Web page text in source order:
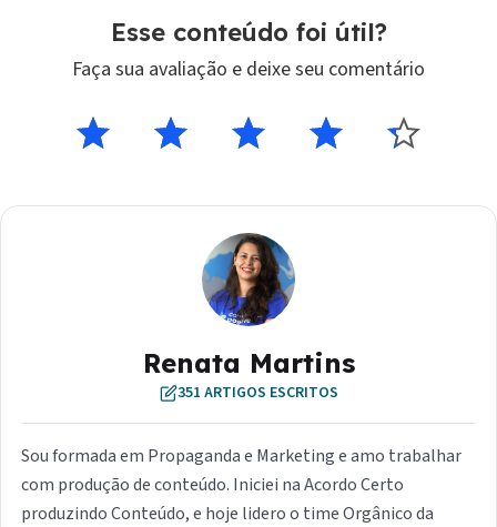
Esse conteúdo foi útil?
Renata Martins
351 ARTIGOS ESCRITOS
Sou formada em Propaganda e Marketing e amo trabalhar
com produção de conteúdo. Iniciei na Acordo Certo
produzindo Conteúdo, e hoje lidero o time Orgânico da